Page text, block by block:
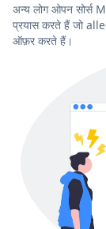
अन्य लोग ओपन सोर्स
प्रयास करते हैं जो
ऑफ़र करते हैं।